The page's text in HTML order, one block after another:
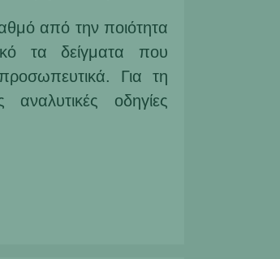
από την ποιότητα
τα δείγματα που
Για τη
οδηγίες